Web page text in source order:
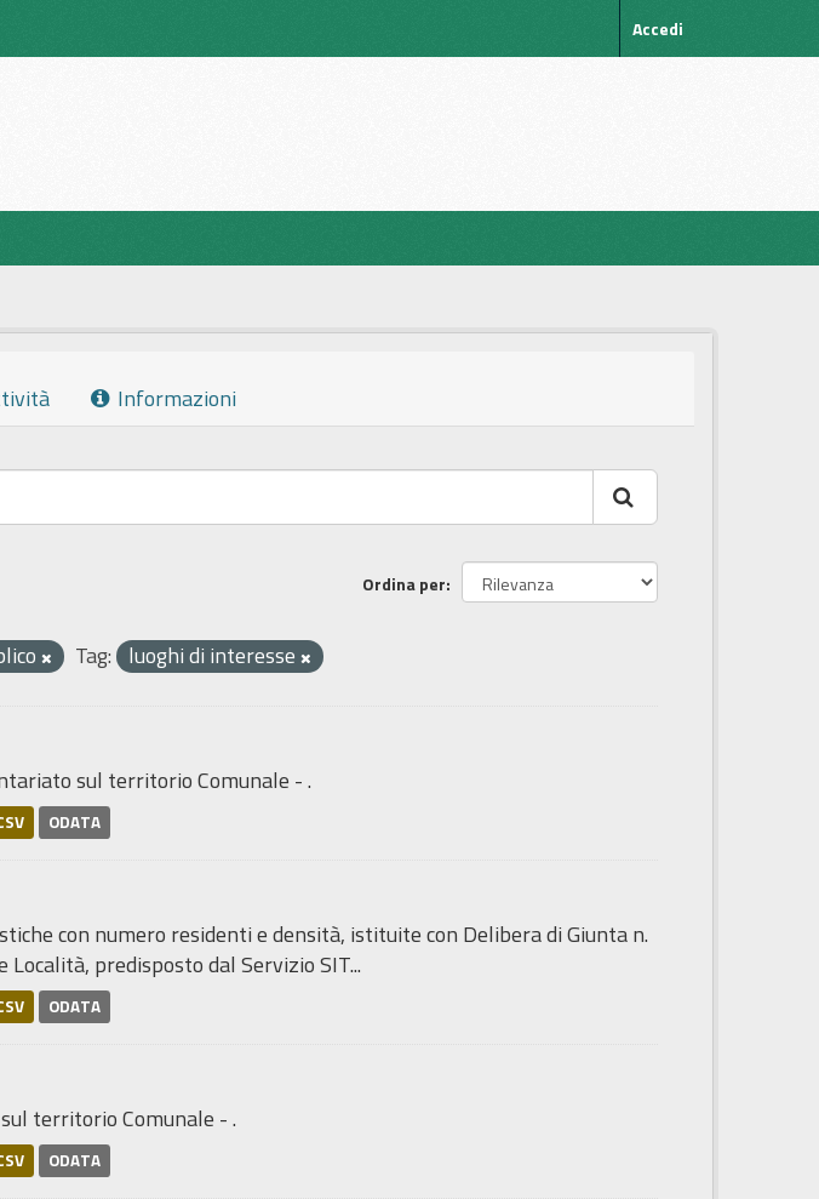
Accedi
Informazioni
Ordina per
Tag: luoghi di interesse
sul territorio Comunale - .
ODATA
con numero residenti e densità, istituite con Delibera di Giunta n.
predisposto dal Servizio SIT...
ODATA
territorio Comunale - .
ODATA